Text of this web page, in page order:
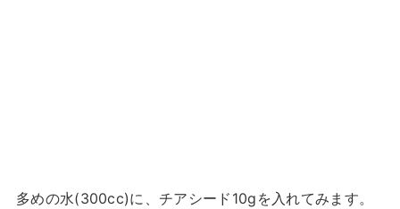
多めの水(300cc)に、チアシード10gを入れてみます。